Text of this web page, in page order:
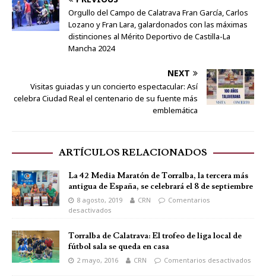
Orgullo del Campo de Calatrava Fran García, Carlos
Lozano y Fran Lara, galardonados con las máximas
distinciones al Mérito Deportivo de Castilla-La
Mancha 2024
NEXT
Visitas guiadas y un concierto espectacular: Así
celebra Ciudad Real el centenario de su fuente más
emblemática
ARTÍCULOS RELACIONADOS
La 42 Media Maratón de Torralba, la tercera más
antigua de España, se celebrará el 8 de septiembre
8 agosto, 2019 CRN
Comentarios
desactivados
Torralba de Calatrava: El trofeo de liga local de
fútbol sala se queda en casa
2 mayo, 2016 CRN Comentarios desactivados